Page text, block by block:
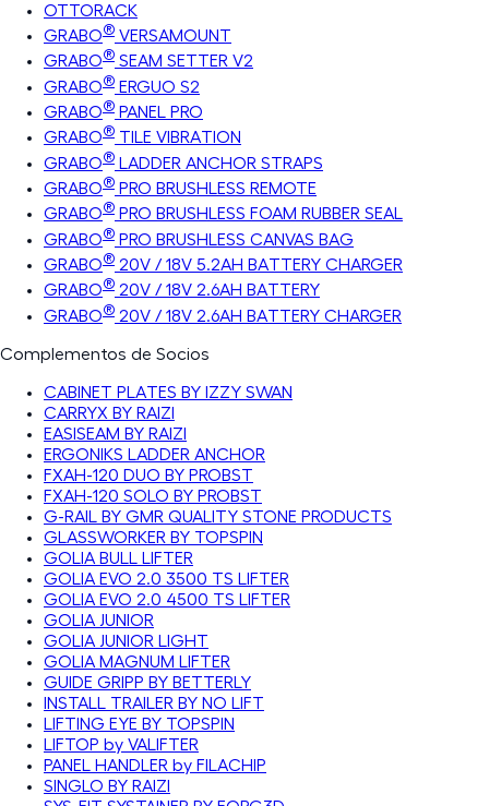
OTTORACK
GRABO® VERSAMOUNT
GRABO® SEAM SETTER V2
GRABO® ERGUO S2
GRABO® PANEL PRO
GRABO® TILE VIBRATION
GRABO® LADDER ANCHOR STRAPS
GRABO® PRO BRUSHLESS REMOTE
GRABO® PRO BRUSHLESS FOAM RUBBER SEAL
GRABO® PRO BRUSHLESS CANVAS BAG
GRABO® 20V / 18V 5.2AH BATTERY CHARGER
GRABO® 20V / 18V 2.6AH BATTERY
GRABO® 20V / 18V 2.6AH BATTERY CHARGER
Complementos de Socios
CABINET PLATES BY IZZY SWAN
CARRYX BY RAIZI
EASISEAM BY RAIZI
ERGONIKS LADDER ANCHOR
FXAH-120 DUO BY PROBST
FXAH-120 SOLO BY PROBST
G-RAIL BY GMR QUALITY STONE PRODUCTS
GLASSWORKER BY TOPSPIN
GOLIA BULL LIFTER
GOLIA EVO 2.0 3500 TS LIFTER
GOLIA EVO 2.0 4500 TS LIFTER
GOLIA JUNIOR
GOLIA JUNIOR LIGHT
GOLIA MAGNUM LIFTER
GUIDE GRIPP BY BETTERLY
INSTALL TRAILER BY NO LIFT
LIFTING EYE BY TOPSPIN
LIFTOP by VALIFTER
PANEL HANDLER by FILACHIP
SINGLO BY RAIZI